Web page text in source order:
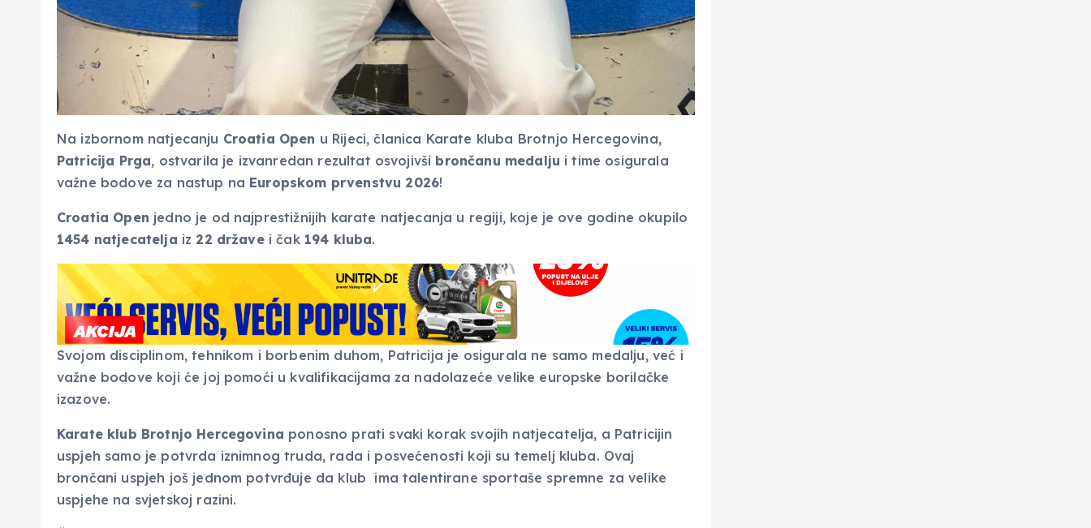
Na izbornom natjecanju Croatia Open u Rijeci, članica Karate kluba Brotnjo Hercegovina,
Patricija Prga, ostvarila je izvanredan rezultat osvojivši brončanu medalju i time osigurala
važne bodove za nastup na Europskom prvenstvu 2026!
Croatia Open jedno je od najprestižnijih karate natjecanja u regiji, koje je ove godine okupilo
1454 natjecatelja iz 22 državei čak 194 kluba.
Svojom disciplinom, tehnikom i borbenim duhom, Patricija je osigurala ne samo medalju, već i
važne bodove koji će joj pomoći u kvalifikacijama za nadolazeće velike europske borilačke
izazove.
Karate klub Brotnjo Hercegovina ponosno prati svaki korak svojih natjecatelja, a Patricijin
uspjeh samo je potvrda iznimnog truda, rada i posvećenosti koji su temelj kluba. Ovaj
brončani uspjeh još jednom potvrđuje da klub ima talentirane sportaše spremne za velike
uspjehe na svjetskoj razini.